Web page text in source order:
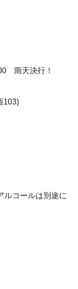
雨天決行！
103)
ルコールは別途に